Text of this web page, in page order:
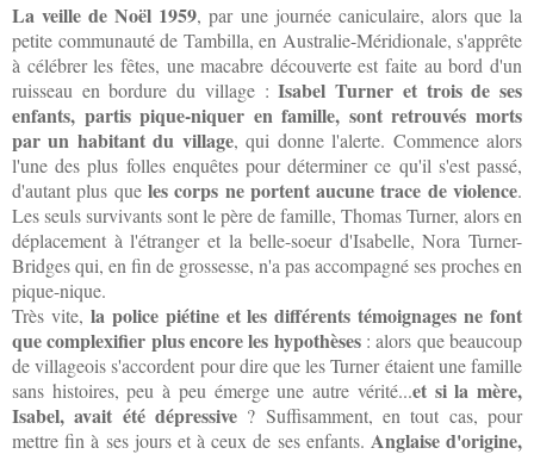
La veille de Noël 1959, par une journée caniculaire, alors que la
petite communauté de Tambilla, en Australie-Méridionale, s'apprête
à célébrer les fêtes, une macabre découverte est faite au bord d'un
ruisseau en bordure du village :Isabel Turner et trois de ses
enfants, partis pique-niquer en famille, sont retrouvés morts
par un habitant du village, qui donne l'alerte. Commence alors
l'une des plus folles enquêtes pour déterminer ce qu'il s'est passé,
d'autant plus que les corps ne portent aucune trace de violence.
Les seuls survivants sont le père de famille, Thomas Turner, alors en
déplacement à l'étranger et la belle-soeur d'Isabelle, Nora Turner-
Bridges qui, en fin de grossesse, n'a pas accompagné ses proches en
pique-nique.
Très vite, la police piétine et les différents témoignages ne font
que complexifier plus encore les hypothèses: alors que beaucoup
de villageois s'accordent pour dire que les Turner étaient une famille
sans histoires, peu à peu émerge une autre vérité...et si la mère,
Isabel, avait été dépressive ? Suffisamment, en tout cas, pour
mettre fin à ses jours et à ceux de ses enfants. Anglaise d'origine,